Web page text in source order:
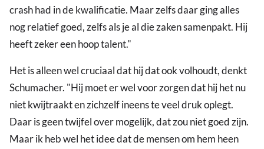
crash had in de kwalificatie. Maar zelfs daar ging alles
nog relatief goed, zelfs als je al die zaken samenpakt. Hij
heeft zeker een hoop talent."
Het is alleen wel cruciaal dat hij dat ook volhoudt, denkt
Schumacher. "Hij moet er wel voor zorgen dat hij het nu
niet kwijtraakt en zichzelf ineens te veel druk oplegt.
Daar is geen twijfel over mogelijk, dat zou niet goed zijn.
Maar ik heb wel het idee dat de mensen om hem heen